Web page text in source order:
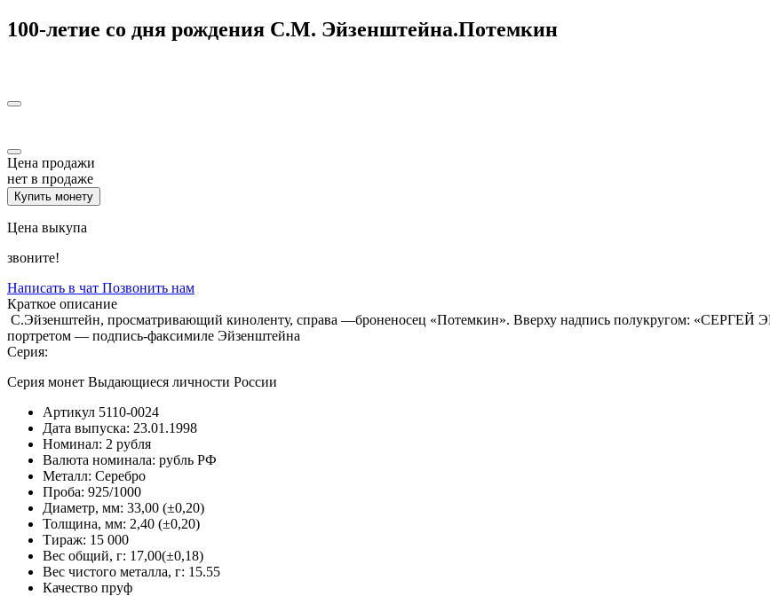
100-летие со дня рождения С.М. Эйзенштейна.Потемкин
Цена продажи
нет в продаже
Купить монету
Цена выкупа
звоните!
Написать в чат Позвонить нам
Краткое описание
С.Эйзенштейн, просматривающий киноленту, справа —броненосец «Потемкин». Вверху надпись полукругом:
портретом — подпись-факсимиле Эйзенштейна
Серия:
Серия монет Выдающиеся личности России
Артикул 5110-0024
Дата выпуска: 23.01.1998
Номинал: 2 рубля
Валюта номинала: рубль РФ
Металл: Серебро
Проба: 925/1000
Диаметр, мм: 33,00 (±0,20)
Толщина, мм: 2,40 (±0,20)
Тираж: 15 000
Вес общий, г: 17,00(±0,18)
Вес чистого металла, г: 15.55
Качество пруф